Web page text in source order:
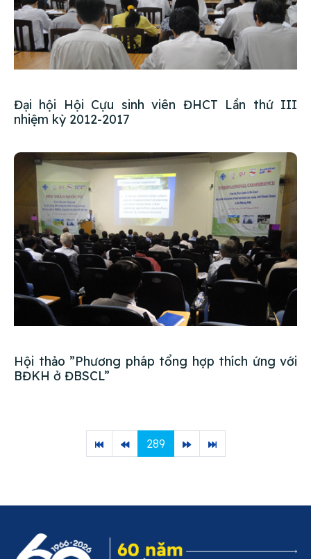
Đại hội Hội Cựu sinh viên ĐHCT Lần thứ III
nhiệm kỳ 2012-2017
Hội thảo ”Phương pháp tổng hợp thích ứng với
BĐKH ở ĐBSCL”
289